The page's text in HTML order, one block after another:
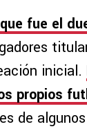
fue el
inicial.
propios
de